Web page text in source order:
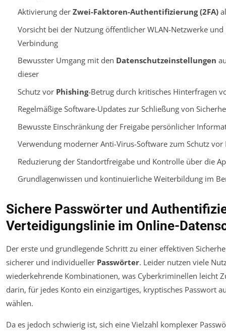
Aktivierung der Zwei-Faktoren-Authentifizierung (2FA)
Vorsicht bei der Nutzung öffentlicher WLAN-Netzwerke
Verbindung
Bewusster Umgang mit den Datenschutzeinstellungen
dieser
Schutz vor Phishing-Betrug durch kritisches Hinterfragen
Regelmäßige Software-Updates zur Schließung von
Bewusste Einschränkung der Freigabe persönlicher
Verwendung moderner Anti-Virus-Software zum Schutz
Reduzierung der Standortfreigabe und Kontrolle über die
Grundlagenwissen und kontinuierliche Weiterbildung im
Sichere Passwörter und
Verteidigungslinie im Online-
Der erste und grundlegende Schritt zu einer effektiven
sicherer und individueller Passwörter. Leider nutzen viele
wiederkehrende Kombinationen, was Cyberkriminellen leicht
darin, für jedes Konto ein einzigartiges, kryptisches Passwort
wählen.
Da es jedoch schwierig ist, sich eine Vielzahl komplexer